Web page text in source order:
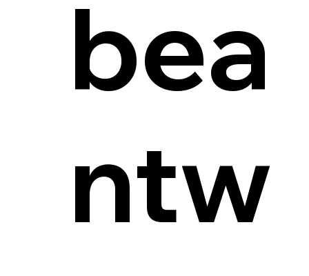
bea
ntw